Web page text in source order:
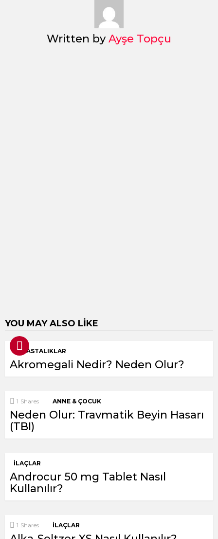
Written byAyşe Topçu
YOU MAY ALSO LIKE
İÇ HASTALIKLAR
Akromegali Nedir? Neden Olur?
1 Shares ANNE & ÇOCUK
Neden Olur: Travmatik Beyin Hasarı
(TBI)
İLAÇLAR
Androcur 50 mg Tablet Nasıl
Kullanılır?
1 Shares İLAÇLAR